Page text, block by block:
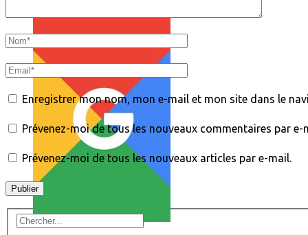
Enregistrer mon nom, mon e-mail et mon site dans le
Prévenez-moi de tous les nouveaux commentaires par e-
Prévenez-moi de tous les nouveaux articles par e-mail.